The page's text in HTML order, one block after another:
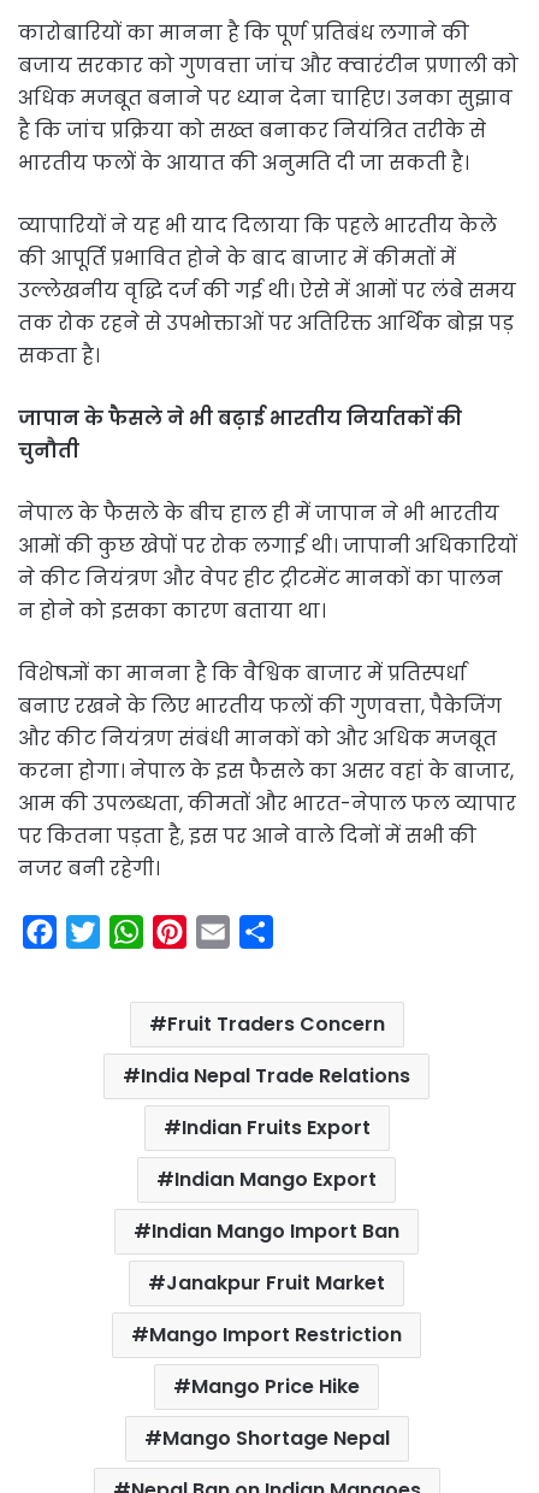
कारोबारियों का मानना है कि पूर्ण प्रतिबंध लगाने की
बजाय सरकार को गुणवत्ता जांच और क्वारंटीन प्रणाली को
अधिक मजबूत बनाने पर ध्यान देना चाहिए। उनका सुझाव
है कि जांच प्रक्रिया को सख्त बनाकर नियंत्रित तरीके से
भारतीय फलों के आयात की अनुमति दी जा सकती है।
व्यापारियों ने यह भी याद दिलाया कि पहले भारतीय केले
की आपूर्ति प्रभावित होने के बाद बाजार में कीमतों में
उल्लेखनीय वृद्धि दर्ज की गई थी। ऐसे में आमों पर लंबे समय
तक रोक रहने से उपभोक्ताओं पर अतिरिक्त आर्थिक बोझ पड़
सकता है।
जापान के फैसले ने भी बढ़ाई भारतीय निर्यातकों की
चुनौती
नेपाल के फैसले के बीच हाल ही में जापान ने भी भारतीय
आमों की कुछ खेपों पर रोक लगाई थी। जापानी अधिकारियों
ने कीट नियंत्रण और वेपर हीट ट्रीटमेंट मानकों का पालन
न होने को इसका कारण बताया था।
विशेषज्ञों का मानना है कि वैश्विक बाजार में प्रतिस्पर्धा
बनाए रखने के लिए भारतीय फलों की गुणवत्ता, पैकेजिंग
और कीट नियंत्रण संबंधी मानकों को और अधिक मजबूत
करना होगा। नेपाल के इस फैसले का असर वहां के बाजार,
आम की उपलब्धता, कीमतों और भारत-नेपाल फल व्यापार
पर कितना पड़ता है, इस पर आने वाले दिनों में सभी की
नजर बनी रहेगी।
e
W
a
t
s
A
p
n
t
e
r
e
s
t
a
i
l
a
r
e
Fruit Traders Concern
India Nepal Trade Relations
Indian Fruits Export
Indian Mango Export
Indian Mango Import Ban
Janakpur Fruit Market
Mango Import Restriction
Mango Price Hike
Mango Shortage Nepal